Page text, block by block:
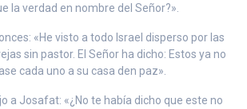
la verdad en nombre del Señor?».
«He visto a todo Israel disperso por las
sin pastor. El Señor ha dicho: Estos ya no
cada uno a su casa den paz».
a Josafat: «¿No te había dicho que este no